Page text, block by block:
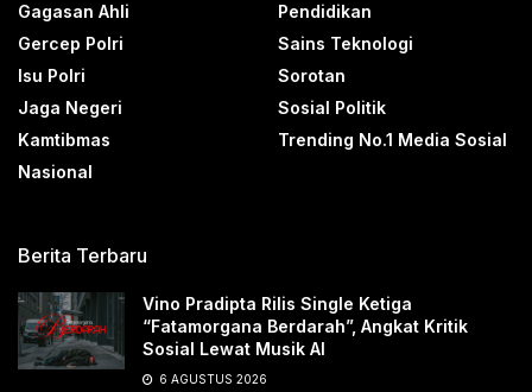
Gagasan Ahli
Gercep Polri
Isu Polri
Jaga Negeri
Kamtibmas
Nasional
Pendidikan
Sains Teknologi
Sorotan
Sosial Politik
Trending No.1 Media Sosial
Berita Terbaru
Vino Pradipta Rilis Single Ketiga
“Fatamorgana Berdarah”, Angkat Kritik
Sosial Lewat Musik AI
6 AGUSTUS 2026